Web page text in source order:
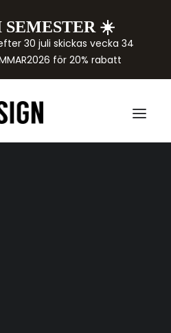
SEMESTER ☀️
30 juli skickas vecka 34
för 20% rabatt